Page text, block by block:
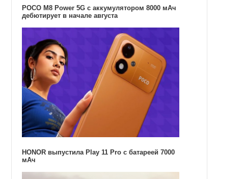
POCO M8 Power 5G с аккумулятором 8000 мАч
дебютирует в начале августа
HONOR выпустила Play 11 Pro с батареей 7000
мАч